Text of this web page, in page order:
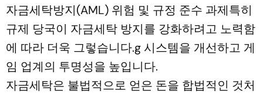
자금세탁방지(AML) 위험 및 규정 준수 과제특히
규제 당국이 자금세탁 방지를 강화하려고 노력함
에 따라 더욱 그렇습니다.g 시스템을 개선하고 게
임 업계의 투명성을 높입니다.
자금세탁은 불법적으로 얻은 돈을 합법적인 것처